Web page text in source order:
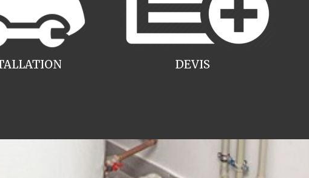
DEVIS